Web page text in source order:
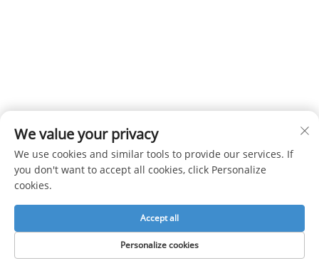
Pakavimas:
Ištemptų lubų folija ritėmis, supakuota kartoninėse
kraptop popierius)
galutinio spausdinimo ištemptų lubų plėvelės lakštai
We value your privacy
We use cookies and similar tools to provide our services. If
you don't want to accept all cookies, click Personalize
cookies.
Personalize cookies
Accept all